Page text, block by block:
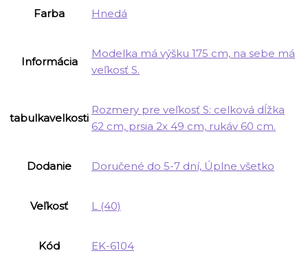
Farba Hnedá
Informácia
Modelka má výšku 175 cm, na sebe má
veľkosť S.
tabulkavelkosti
Rozmery pre veľkosť S: celková dĺžka
62 cm, prsia 2x 49 cm, rukáv 60 cm.
Dodanie Doručené do 5-7 dní, Úplne všetko
Veľkosť L (40)
Kód EK-6104